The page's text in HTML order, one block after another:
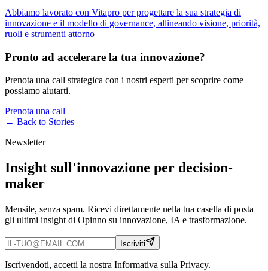
Abbiamo lavorato con Vitapro per progettare la sua strategia di
innovazione e il modello di governance, allineando visione, priorità,
ruoli e strumenti attorno
Pronto ad accelerare la tua innovazione?
Prenota una call strategica con i nostri esperti per scoprire come
possiamo aiutarti.
Prenota una call
← Back to Stories
Newsletter
Insight sull'innovazione per decision-
maker
Mensile, senza spam. Ricevi direttamente nella tua casella di posta
gli ultimi insight di Opinno su innovazione, IA e trasformazione.
Iscriviti
Iscrivendoti, accetti la nostra Informativa sulla Privacy.